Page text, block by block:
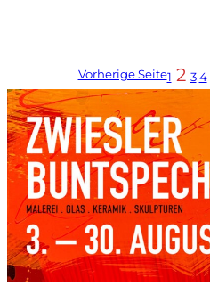
Vorherige Seite1 2 3 4